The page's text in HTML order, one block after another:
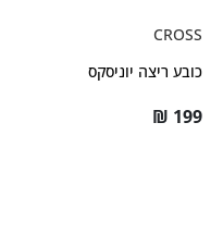
CROSS
כובע ריצה יוניסקס
₪ 199